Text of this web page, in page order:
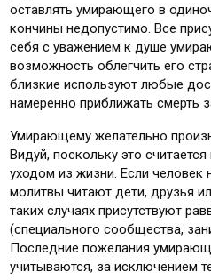
оставлять умирающего в
кончины недопустимо. Все
себя с уважением к душе
возможность облегчить его
близкие используют любые
намеренно приближать смерть
Умирающему желательно
Видуй, поскольку это
уходом из жизни. Если человек
молитвы читают дети, друзья
таких случаях присутствуют
(специального сообщества,
Последние пожелания
учитываются, за исключением